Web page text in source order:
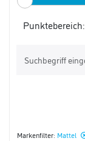
Punktebereich:
Markenfilter: Mattel